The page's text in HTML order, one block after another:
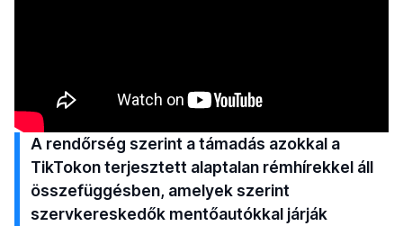
A rendőrség szerint a támadás azokkal a
TikTokon terjesztett alaptalan rémhírekkel áll
összefüggésben, amelyek szerint
szervkereskedők mentőautókkal járják